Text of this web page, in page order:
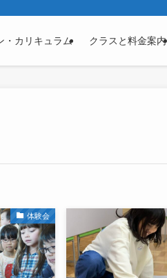
・カリキュラム クラスと料金案内
体験会